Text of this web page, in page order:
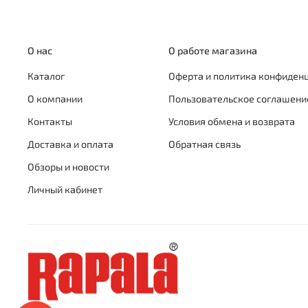
О нас
Каталог
О компании
Контакты
Доставка и оплата
Обзоры и новости
Личный кабинет
О работе магазина
Оферта и политика
Пользовательское
Условия обмена и возврата
Обратная связь